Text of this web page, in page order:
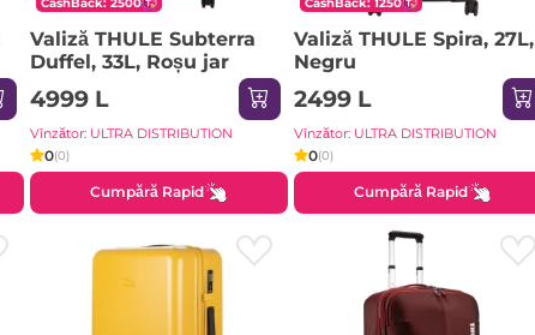
CashBack: 2500
Valiză THULE Subterra
Duffel, 33L, Roșu jar
4999 L
Vînzător: ULTRA DISTRIBUTION
0(0)
Cumpără Rapid
CashBack: 1250
Valiză THULE Spira, 27L,
Negru
2499 L
Vînzător: ULTRA DISTRIBUTION
0(0)
Cumpără Rapid